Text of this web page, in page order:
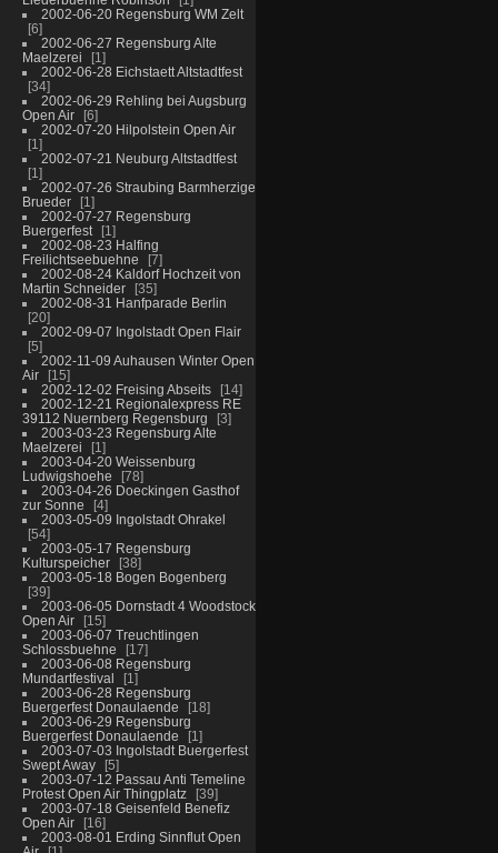
2002-06-20 Regensburg WM Zelt
6
2002-06-27 Regensburg Alte
Maelzerei
1
2002-06-28 Eichstaett Altstadtfest
34
2002-06-29 Rehling bei Augsburg
Open Air
6
2002-07-20 Hilpolstein Open Air
1
2002-07-21 Neuburg Altstadtfest
1
2002-07-26 Straubing Barmherzige
Brueder
1
2002-07-27 Regensburg
Buergerfest
1
2002-08-23 Halfing
Freilichtseebuehne
7
2002-08-24 Kaldorf Hochzeit von
Martin Schneider
35
2002-08-31 Hanfparade Berlin
20
2002-09-07 Ingolstadt Open Flair
5
2002-11-09 Auhausen Winter Open
Air
15
2002-12-02 Freising Abseits
14
2002-12-21 Regionalexpress RE
39112 Nuernberg Regensburg
3
2003-03-23 Regensburg Alte
Maelzerei
1
2003-04-20 Weissenburg
Ludwigshoehe
78
2003-04-26 Doeckingen Gasthof
zur Sonne
4
2003-05-09 Ingolstadt Ohrakel
54
2003-05-17 Regensburg
Kulturspeicher
38
2003-05-18 Bogen Bogenberg
39
2003-06-05 Dornstadt 4 Woodstock
Open Air
15
2003-06-07 Treuchtlingen
Schlossbuehne
17
2003-06-08 Regensburg
Mundartfestival
1
2003-06-28 Regensburg
Buergerfest Donaulaende
18
2003-06-29 Regensburg
Buergerfest Donaulaende
1
2003-07-03 Ingolstadt Buergerfest
Swept Away
5
2003-07-12 Passau Anti Temeline
Protest Open Air Thingplatz
39
2003-07-18 Geisenfeld Benefiz
Open Air
16
2003-08-01 Erding Sinnflut Open